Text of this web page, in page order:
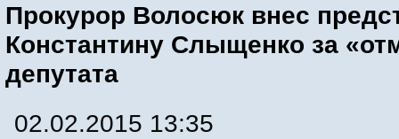
Прокурор Волосюк внес
Константину Слыщенко за
депутата
02.02.2015 13:35